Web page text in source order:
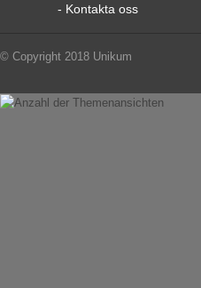
- Kontakta oss
© Copyright 2018 Unikum